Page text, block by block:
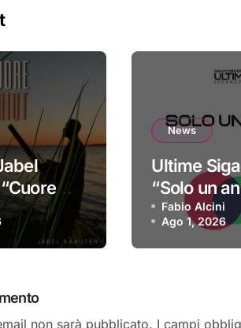
News
Ultime
“Solo un
singolo
Fabio Alcini
Ago 1, 2026
non sarà pubblicato. I campi